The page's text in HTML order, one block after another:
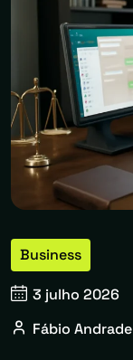
Business
3 julho 2026
Fábio Andrade